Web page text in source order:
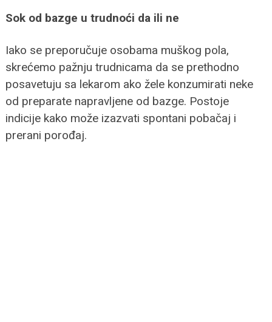
Sok od bazge u trudnoći da ili ne
Iako se preporučuje osobama muškog pola,
skrećemo pažnju trudnicama da se prethodno
posavetuju sa lekarom ako žele konzumirati neke
od preparate napravljene od bazge. Postoje
indicije kako može izazvati spontani pobačaj i
prerani porođaj.